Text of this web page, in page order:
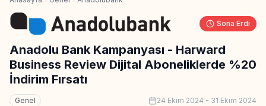
Sona Erdi
Anadolu Bank Kampanyası - Harward
Business Review Dijital Aboneliklerde %20
İndirim Fırsatı
Genel 24 Ekim 2024 - 31 Ekim 2024